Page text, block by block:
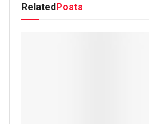
RelatedPosts